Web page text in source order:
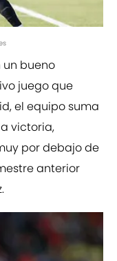
un bueno
juego que
el equipo suma
victoria,
por debajo de
anterior